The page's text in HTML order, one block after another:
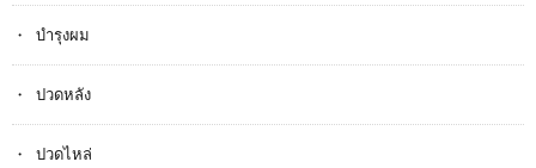
บำรุงผม
ปวดหลัง
ปวดไหล่